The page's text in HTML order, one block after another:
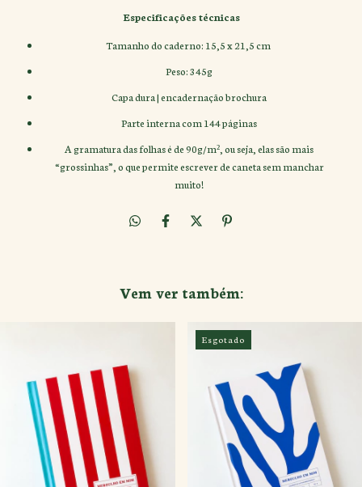
Especificações técnicas
Tamanho do caderno: 15,5 x 21,5 cm
Peso: 345g
Capa dura | encadernação brochura
Parte interna com 144 páginas
A gramatura das folhas é de 90g/m², ou seja, elas são mais
“grossinhas”, o que permite escrever de caneta sem manchar
muito!
Vem ver também:
Esgotado